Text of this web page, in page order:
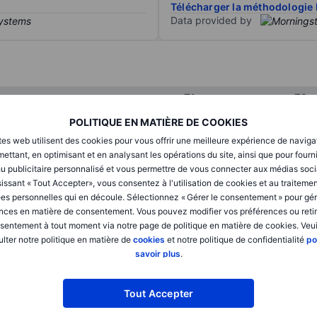
POLITIQUE EN MATIÈRE DE COOKIES
web utilisent des cookies pour vous offrir une meilleure expérience de
en optimisant et en analysant les opérations du site, ainsi que pour
publicitaire personnalisé et vous permettre de vous connecter aux médias
« Tout Accepter», vous consentez à l'utilisation de cookies et au
personnelles qui en découle. Sélectionnez « Gérer le consentement » pour
en matière de consentement. Vous pouvez modifier vos préférences ou
à tout moment via notre page de politique en matière de cookies.
notre politique en matière de cookies et notre politique de confidentialité
savoir plus.
Tout Accepter
Télécharger la méthodologie
Data provided by
T1 T2
XXXXXXX XXXXXXX
XXXXXXX XXXXXXX
XXXXXXX XXXXXXX
XXXXXXX XXXXXXX